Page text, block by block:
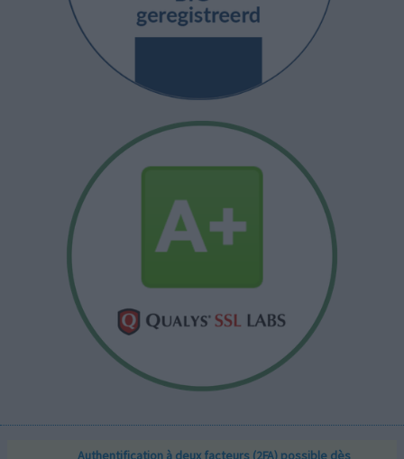
Authentification à deux facteurs (2FA) possible dès